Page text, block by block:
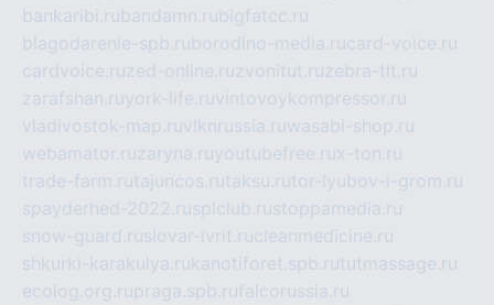
bankaribi.rubandamn.rubigfatcc.ru
blagodarenie-spb.ruborodino-media.rucard-voice.ru
cardvoice.ruzed-online.ruzvonitut.ruzebra-tlt.ru
zarafshan.ruyork-life.ruvintovoykompressor.ru
vladivostok-map.ruvlknrussia.ruwasabi-shop.ru
webamator.ruzaryna.ruyoutubefree.rux-ton.ru
trade-farm.rutajuncos.rutaksu.rutor-lyubov-i-grom.ru
spayderhed-2022.rusplclub.rustoppamedia.ru
snow-guard.ruslovar-ivrit.rucleanmedicine.ru
shkurki-karakulya.rukanotiforet.spb.rututmassage.ru
ecolog.org.rupraga.spb.rufalcorussia.ru